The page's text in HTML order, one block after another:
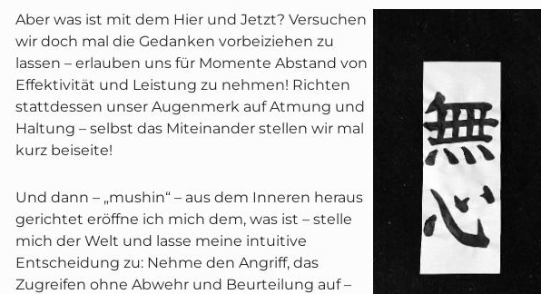
Aber was ist mit dem Hier und Jetzt? Versuchen
wir doch mal die Gedanken vorbeiziehen zu
lassen – erlauben uns für Momente Abstand von
Effektivität und Leistung zu nehmen! Richten
stattdessen unser Augenmerk auf Atmung und
Haltung – selbst das Miteinander stellen wir mal
kurz beiseite!
Und dann – „mushin“ – aus dem Inneren heraus
gerichtet eröffne ich mich dem, was ist – stelle
mich der Welt und lasse meine intuitive
Entscheidung zu: Nehme den Angriff, das
Zugreifen ohne Abwehr und Beurteilung auf –